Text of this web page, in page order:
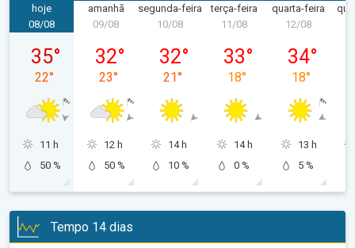
hoje
sábado, 08/08
08/08
35°
22°
11 h
50 %
amanhã
domingo, 09/08
09/08
32°
23°
12 h
50 %
segunda-feira
segunda-feira, 10/08
10/08
32°
21°
14 h
10 %
terça-feira
terça-feira, 11/08
11/08
33°
18°
14 h
0 %
quarta-feira
12/08
34°
18°
13 h
5 %
Tempo 14 dias